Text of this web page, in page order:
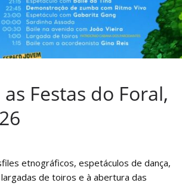
Festas do Foral,
etnográficos, espetáculos de dança,
de toiros e à abertura das